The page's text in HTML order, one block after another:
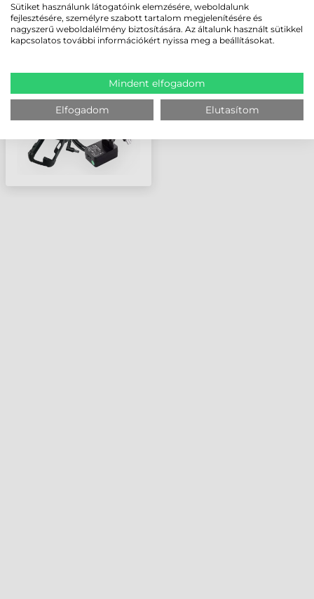
ZEBRA KIEGÉSZÍTŐ,
BELSŐ CÍMKE
FELCSÉVÉLŐ, ZT510
NEM HASZNÁLHATÓ)
Sütiket használunk látogatóink elemzésére, weboldalunk
fejlesztésére, személyre szabott tartalom megjelenítésére és
nagyszerű weboldalélmény biztosítására. Az általunk használt sütikkel
kapcsolatos további információkért nyissa meg a beállításokat.
Mindent elfogadom
Elfogadom Elutasítom